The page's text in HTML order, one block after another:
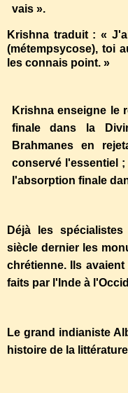
vais ».
Krishna traduit : «
(métempsycose), toi
les connais point. »
Krishna enseigne le
finale dans la
Brahmanes en
conservé l'essentiel
l'absorption finale
Déjà les
siècle dernier les
chrétienne. Ils
faits par l'Inde à
Le grand indianiste
histoire de la